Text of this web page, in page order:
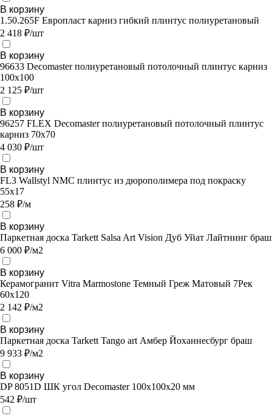
В корзину
1.50.265F Европласт карниз гибкий плинтус полиуретановый
2 418 ₽/шт
В корзину
96633 Decomaster полиуретановый потолочный плинтус карниз
100х100
2 125 ₽/шт
В корзину
96257 FLEX Decomaster полиуретановый потолочный плинтус
карниз 70х70
4 030 ₽/шт
В корзину
FL3 Wallstyl NMC плинтус из дюрополимера под покраску
55x17
258 ₽/м
В корзину
Паркетная доска Tarkett Salsa Art Vision Дуб Уйат Лайтнинг браш
6 000 ₽/м2
В корзину
Керамогранит Vitra Marmostone Темный Греж Матовый 7Рек
60х120
2 142 ₽/м2
В корзину
Паркетная доска Tarkett Tango art Амбер Йоханнесбург браш
9 933 ₽/м2
В корзину
DP 8051D ШК угол Decomaster 100х100х20 мм
542 ₽/шт